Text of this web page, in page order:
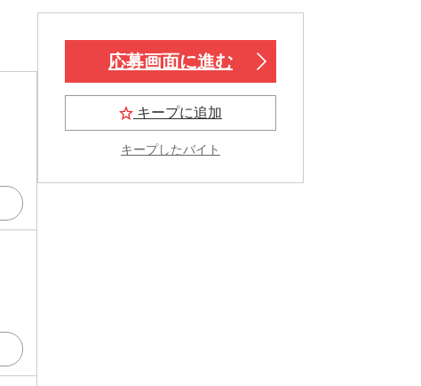
応募画面に進む
キープに追加
キープしたバイト